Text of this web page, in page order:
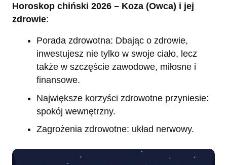
Horoskop chiński 2026 – Koza (Owca) i jej
zdrowie:
Porada zdrowotna: Dbając o zdrowie,
inwestujesz nie tylko w swoje ciało, lecz
także w szczęście zawodowe, miłosne i
finansowe.
Największe korzyści zdrowotne przyniesie:
spokój wewnętrzny.
Zagrożenia zdrowotne: układ nerwowy.